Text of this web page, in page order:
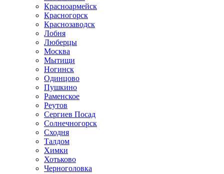
Красноармейск
Красногорск
Краснозаводск
Лобня
Люберцы
Москва
Мытищи
Ногинск
Одинцово
Пушкино
Раменское
Реутов
Сергиев Посад
Солнечногорск
Сходня
Талдом
Химки
Хотьково
Черноголовка